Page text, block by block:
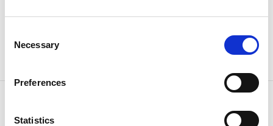
Selection
Necessary
Preferences
Statistics
Villa Liljebacken